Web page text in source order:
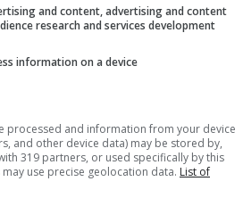
con Alessandro
and content, advertising and content
research and services development
information on a device
processed and information from your device
and other device data) may be stored by,
319 partners, or used specifically by this
use precise geolocation data. List of